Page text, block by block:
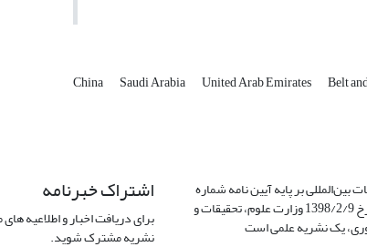
China Saudi Arabia United Arab Emirates Belt
بین‌المللی بر پایه آیین نامه شماره
11/25685 مورخ 1398/2/9 وزارت علوم، تحقیقات و
یک نشریه علمی است
اشتراک خبرنامه
برای دریافت اخبار و اطلاعیه
نشریه مشترک شوید.